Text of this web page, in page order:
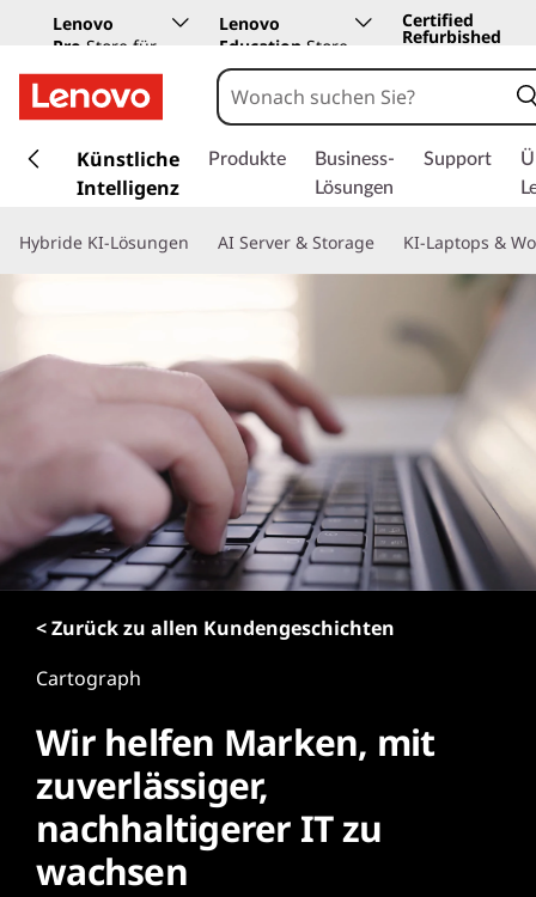
Lenovo
Pro Store für
Unternehmen
Lenovo
Education Store
Certified
Refurbished
u
a
n
p
r
Künstliche
Intelligenz
Produkte
Business-
Lösungen
Support
Hybride KI-Lösungen AI Server & Storage KI-Laptops &
< Zurück zu allen Kundengeschichten
Cartograph
Wir helfen Marken, mit
zuverlässiger,
nachhaltigerer IT zu
wachsen